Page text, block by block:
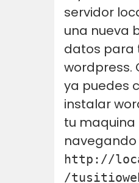
servidor
una nueva
datos para
wordpress.
ya puedes
instalar
tu maquina
navegando
http://
/